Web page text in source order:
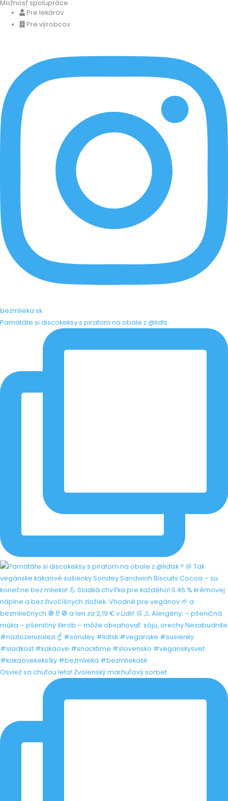
Možnosť spolupráce
Pre lekárov
Pre výrobcov
bezmlieka.sk
Pamätáte si discokeksy s piratom na obale z @lidls
Osviež sa chuťou leta! Zvolenský marhuľový sorbet